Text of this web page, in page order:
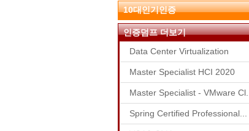
10대인기인증
인증덤프 더보기
Data Center Virtualization
Master Specialist HCI 2020
Master Specialist - VMware Cl...
Spring Certified Professional...